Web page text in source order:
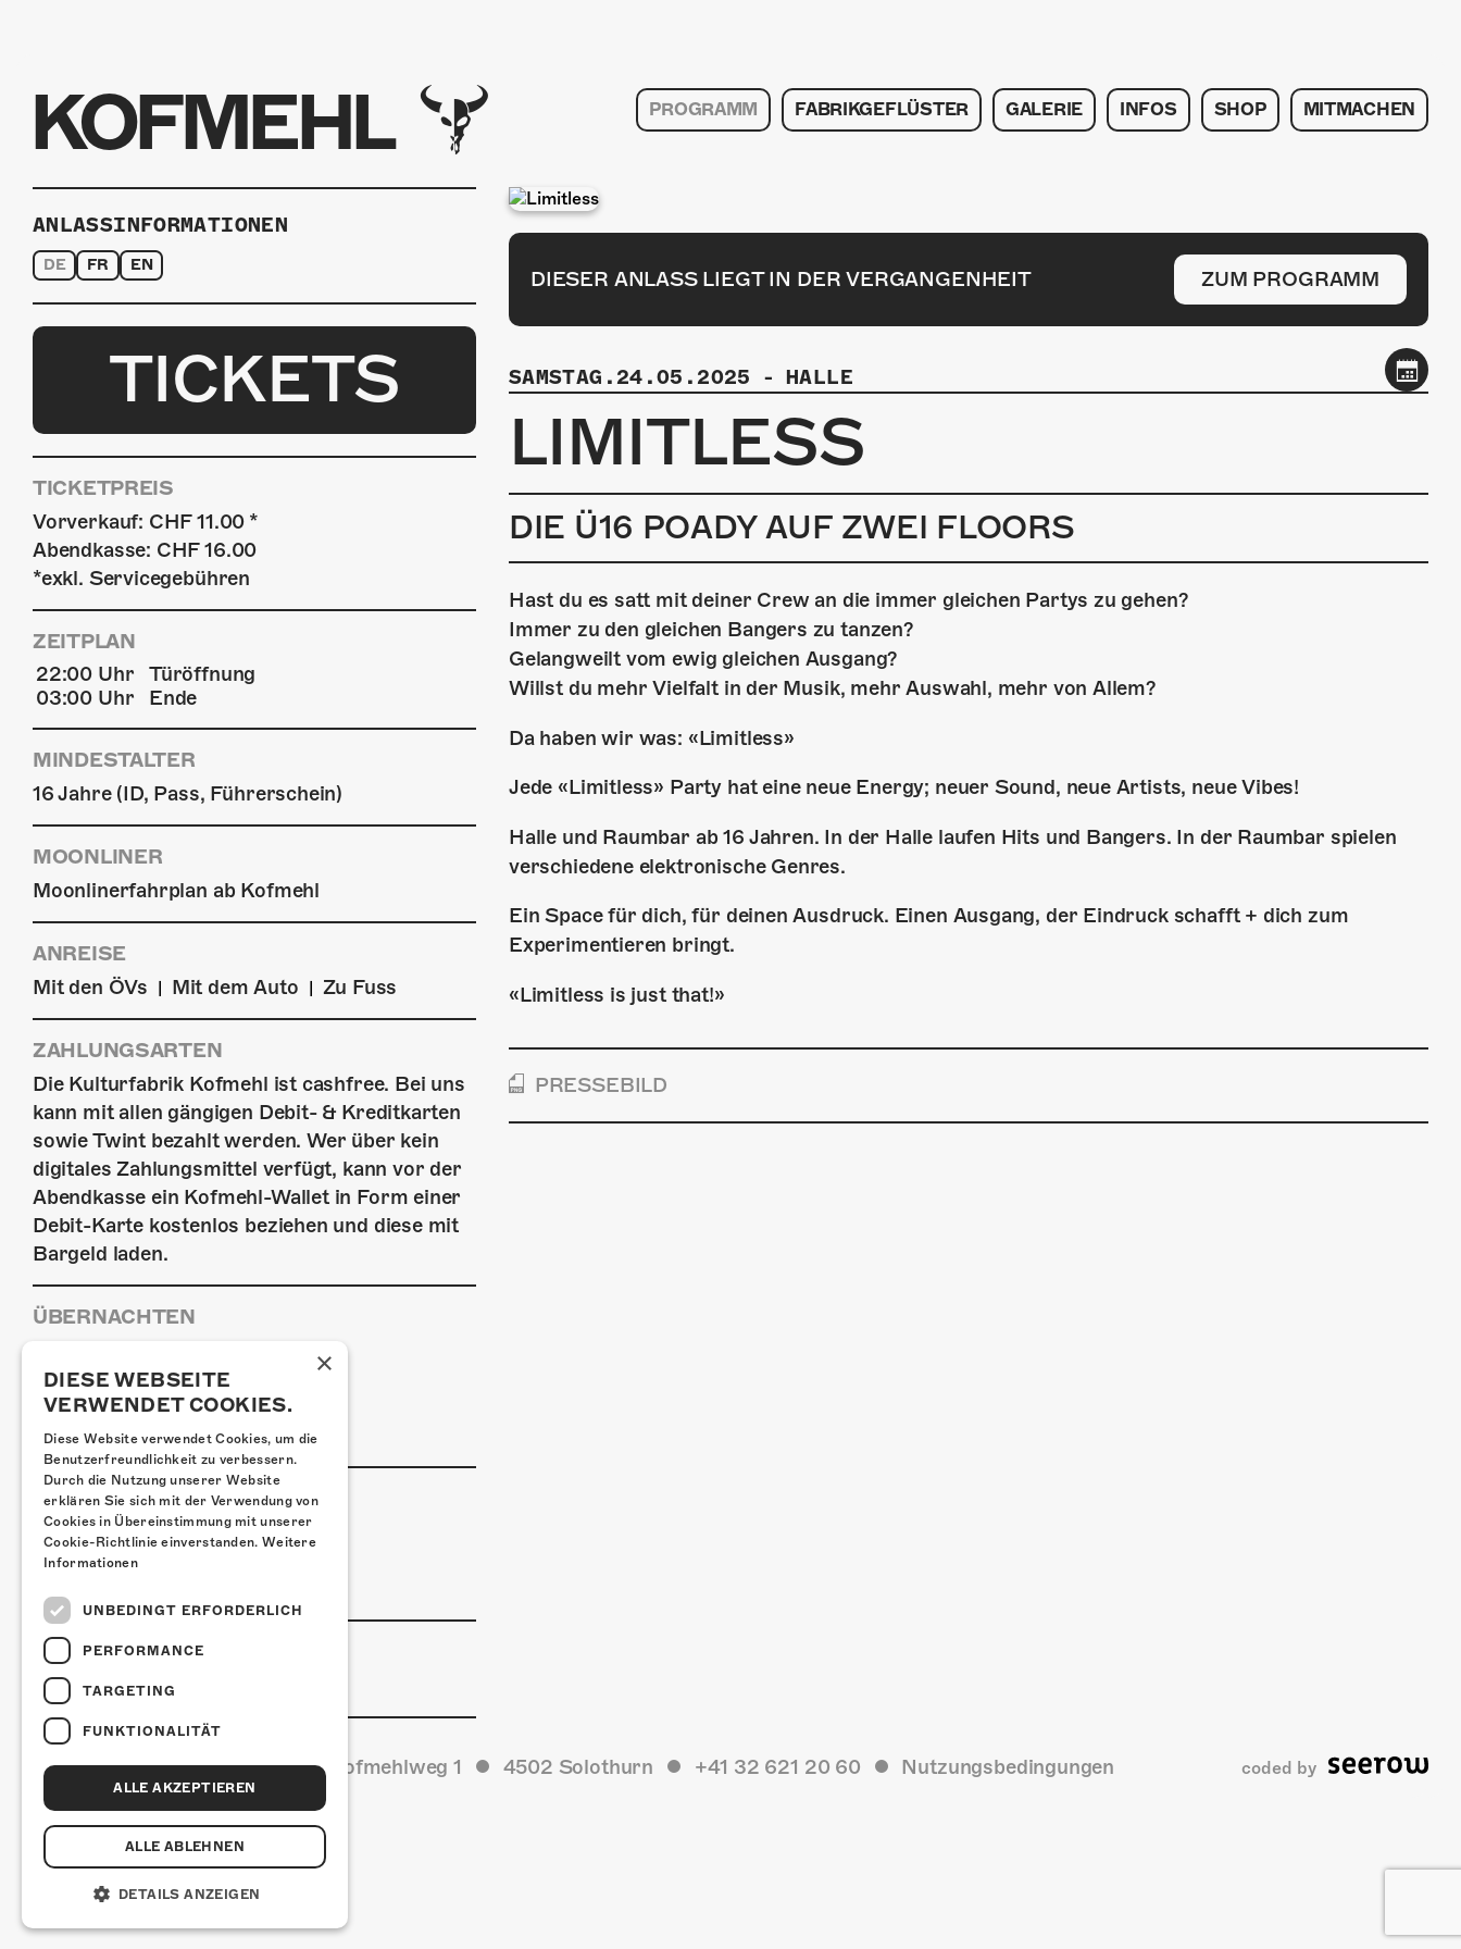
KOFMEHL PROGRAMM FABRIKGEFLÜSTER GALERIE INFOS SHOP MITMACHEN
DIESER ANLASS LIEGT IN DER VERGANGENHEIT ZUM PROGRAMM
SAMSTAG.24.05.2025 - HALLE
LIMITLESS
DIE Ü16 POADY AUF ZWEI FLOORS
Hast du es satt mit deiner Crew an die immer gleichen Partys zu gehen?
Immer zu den gleichen Bangers zu tanzen?
Gelangweilt vom ewig gleichen Ausgang?
Willst du mehr Vielfalt in der Musik, mehr Auswahl, mehr von Allem?
Da haben wir was: «Limitless»
Jede «Limitless» Party hat eine neue Energy; neuer Sound, neue Artists, neue Vibes!
Halle und Raumbar ab 16 Jahren. In der Halle laufen Hits und Bangers. In der Raumbar spielen
verschiedene elektronische Genres.
Ein Space für dich, für deinen Ausdruck. Einen Ausgang, der Eindruck schafft + dich zum
Experimentieren bringt.
«Limitless is just that!»
PRESSEBILD
ANLASSINFORMATIONEN
DE FR EN
TICKETS
TICKETPREIS
Vorverkauf: CHF 11.00 *
Abendkasse: CHF 16.00
*exkl. Servicegebühren
ZEITPLAN
22:00 Uhr
Türöffnung
03:00 Uhr
Ende
MINDESTALTER
16 Jahre (ID, Pass, Führerschein)
MOONLINER
Moonlinerfahrplan ab Kofmehl
ANREISE
Mit den ÖVs
Mit dem Auto Zu Fuss
ZAHLUNGSARTEN
Die Kulturfabrik Kofmehl ist cashfree. Bei uns
kann mit allen gängigen Debit- & Kreditkarten
sowie Twint bezahlt werden. Wer über kein
digitales Zahlungsmittel verfügt, kann vor der
Abendkasse ein Kofmehl-Wallet in Form einer
Debit-Karte kostenlos beziehen und diese mit
Bargeld laden.
ÜBERNACHTEN
Hotel Kreuz Solothurn
H4 Hotel
Weitere Unterkünfte
ESSENSTIPPS
Pier 11
Restaurant Kreuz
LINKS & PARTNER
Facebook-Event
Kulturfabrik Kofmehl Kofmehlweg 1 4502 Solothurn +41 32 621 20 60 Nutzungsbedingungen coded by
×
DIESE WEBSEITE
VERWENDET COOKIES.
Diese Website verwendet Cookies, um die
Benutzerfreundlichkeit zu verbessern.
Durch die Nutzung unserer Website
erklären Sie sich mit der Verwendung von
Cookies in Übereinstimmung mit unserer
Cookie-Richtlinie einverstanden. Weitere
Informationen
UNBEDINGT ERFORDERLICH
PERFORMANCE
TARGETING
FUNKTIONALITÄT
ALLE AKZEPTIEREN
ALLE ABLEHNEN
DETAILS ANZEIGEN